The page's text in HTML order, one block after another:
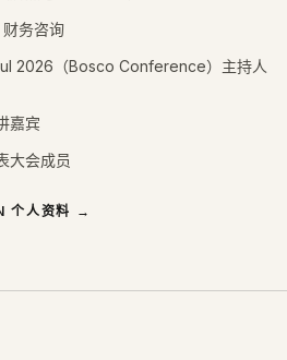
务咨询
2026（Bosco Conference）主持人
嘉宾
大会成员
个人资料 →